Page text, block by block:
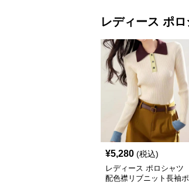
レディース ポロ
¥5,280 (税込)
レディース ポロシャツ
配色襟リブニット長袖ポ